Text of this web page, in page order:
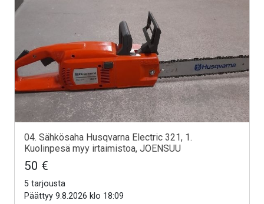
04. Sähkösaha Husqvarna Electric 321, 1.
Kuolinpesä myy irtaimistoa, JOENSUU
50 €
5 tarjousta
Päättyy 9.8.2026 klo 18:09